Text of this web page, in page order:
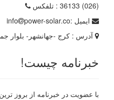
(026) 36133
: تلفکس
ایمیل :
info
power-solar.co
آدرس : کرج -جهانشهر- بلوار
خبرنامه چیست!
با عضویت در خبرنامه از بروز